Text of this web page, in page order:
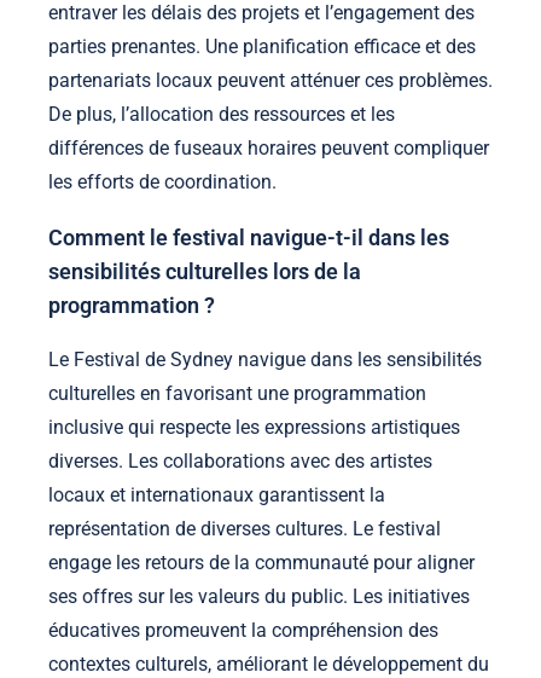
entraver les délais des projets et l’engagement des
parties prenantes. Une planification efficace et des
partenariats locaux peuvent atténuer ces problèmes.
De plus, l’allocation des ressources et les
différences de fuseaux horaires peuvent compliquer
les efforts de coordination.
Comment le festival navigue-t-il dans les
sensibilités culturelles lors de la
programmation ?
Le Festival de Sydney navigue dans les sensibilités
culturelles en favorisant une programmation
inclusive qui respecte les expressions artistiques
diverses. Les collaborations avec des artistes
locaux et internationaux garantissent la
représentation de diverses cultures. Le festival
engage les retours de la communauté pour aligner
ses offres sur les valeurs du public. Les initiatives
éducatives promeuvent la compréhension des
contextes culturels, améliorant le développement du